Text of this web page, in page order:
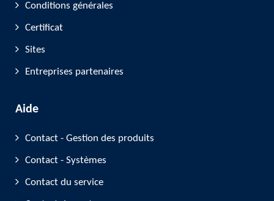
Conditions générales
Certificat
Sites
Entreprises partenaires
Aide
Contact - Gestion des produits
Contact - Systèmes
Contact du service